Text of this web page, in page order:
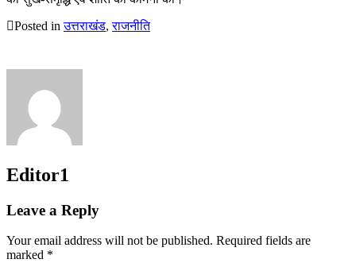
Posted inउत्तराखंड,राजनीति
Editor1
Leave a Reply
Your email address will not be published. Required fields are
marked *